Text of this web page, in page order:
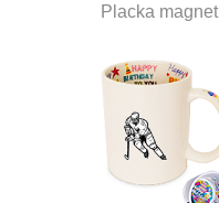
Placka magnet